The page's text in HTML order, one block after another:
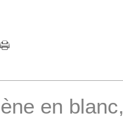
en blanc,